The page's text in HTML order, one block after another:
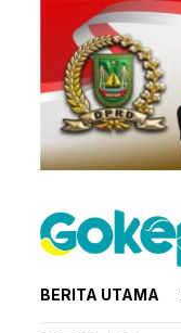
BERITA UTAMA